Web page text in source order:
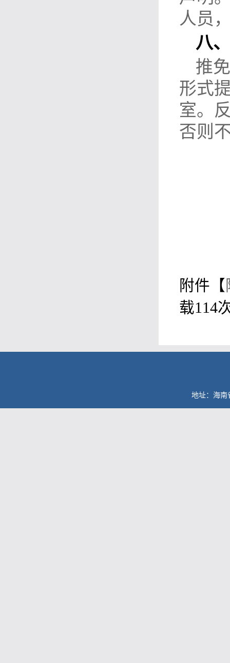
人员
八
推
形式
室。
否则
附件【
载114
地址：海南